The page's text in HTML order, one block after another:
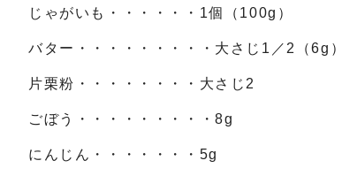
じゃがいも・・・・・・1個（100g）
バター・・・・・・・・・大さじ1／2（6g）
片栗粉・・・・・・・・大さじ2
ごぼう・・・・・・・・・8g
にんじん・・・・・・・5g